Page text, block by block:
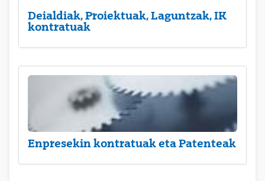
Deialdiak, Proiektuak, Laguntzak, IK
kontratuak
Enpresekin kontratuak eta Patenteak